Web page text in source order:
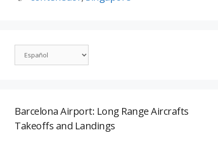
Barcelona Airport: Long Range Aircrafts
Takeoffs and Landings